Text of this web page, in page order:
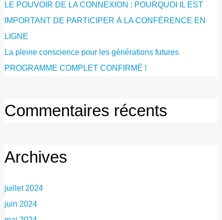
LE POUVOIR DE LA CONNEXION : POURQUOI IL EST
IMPORTANT DE PARTICIPER À LA CONFÉRENCE EN
LIGNE
La pleine conscience pour les générations futures
PROGRAMME COMPLET CONFIRMÉ !
Commentaires récents
Archives
juillet 2024
juin 2024